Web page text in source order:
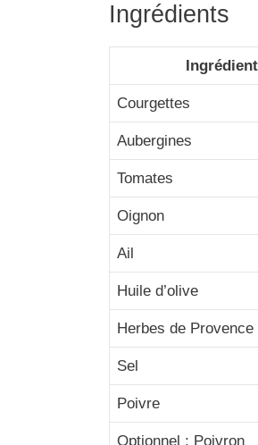
Ingrédients
Ingrédient
Courgettes
Aubergines
Tomates
Oignon
Ail
Huile d’olive
Herbes de Provence
Sel
Poivre
Optionnel : Poivron